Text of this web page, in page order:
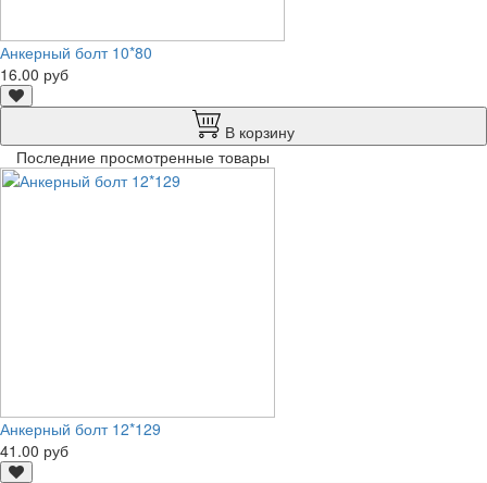
Анкерный болт 10*80
16.00 руб
В корзину
Последние просмотренные товары
Анкерный болт 12*129
41.00 руб